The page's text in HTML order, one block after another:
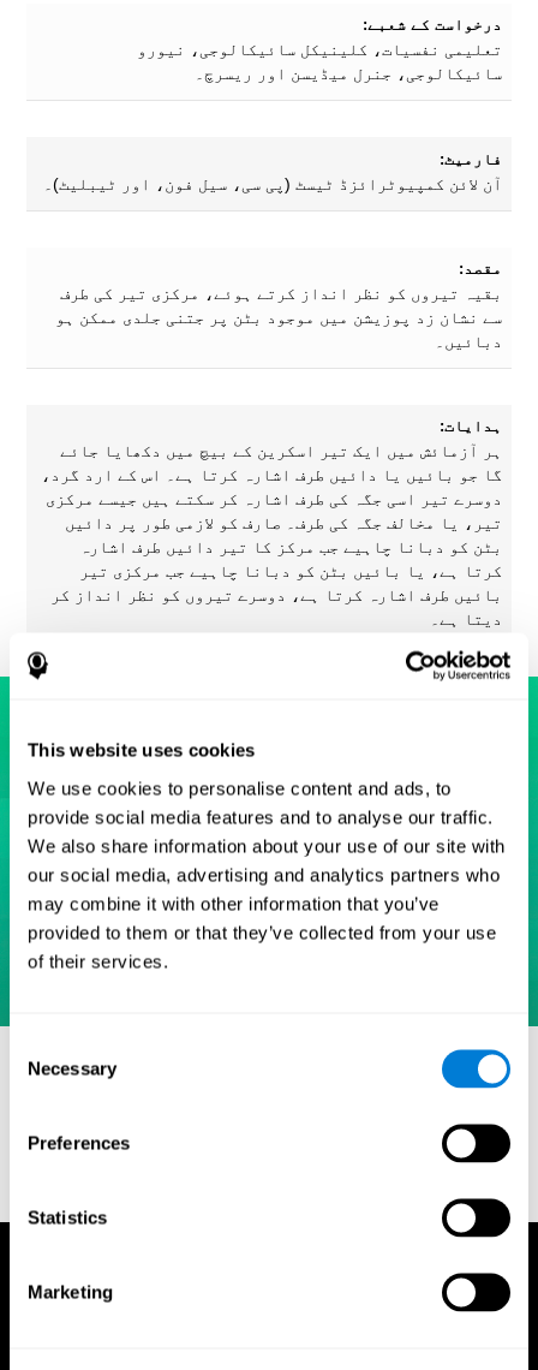
This website uses cookies
We use cookies to personalise content and ads, to
provide social media features and to analyse our traffic.
We also share information about your use of our site with
our social media, advertising and analytics partners who
may combine it with other information that you’ve
provided to them or that they’ve collected from your use
of their services.
Selection
Necessary
Preferences
Statistics
Marketing
درخواست کے شعبے:
تعلیمی نفسیات، کلینیکل سائیکالوجی، نیورو
سائیکالوجی، جنرل میڈیسن اور ریسرچ۔
فارمیٹ:
آن لائن کمپیوٹرائزڈ ٹیسٹ (پی سی، سیل فون، اور ٹیبلیٹ)۔
مقصد:
بقیہ تیروں کو نظر انداز کرتے ہوئے، مرکزی تیر کی طرف
سے نشان زد پوزیشن میں موجود بٹن پر جتنی جلدی ممکن ہو
دبائیں۔
ہدایات:
ہر آزمائش میں ایک تیر اسکرین کے بیچ میں دکھایا جائے
گا جو بائیں یا دائیں طرف اشارہ کرتا ہے۔ اس کے ارد گرد،
دوسرے تیر اسی جگہ کی طرف اشارہ کر سکتے ہیں جیسے مرکزی
تیر، یا مخالف جگہ کی طرف۔ صارف کو لازمی طور پر دائیں
بٹن کو دبانا چاہیے جب مرکز کا تیر دائیں طرف اشارہ
کرتا ہے، یا بائیں بٹن کو دبانا چاہیے جب مرکزی تیر
بائیں طرف اشارہ کرتا ہے، دوسرے تیروں کو نظر انداز کر
دیتا ہے۔
حوالہ جات
میں ٹارگٹ لیٹر کی شناخت پر شور کے خطوط کے اثرات"۔ ادراک
اور سائیکو فزکس۔ 16: 143–149۔ doi:10.3758/bf03203267۔